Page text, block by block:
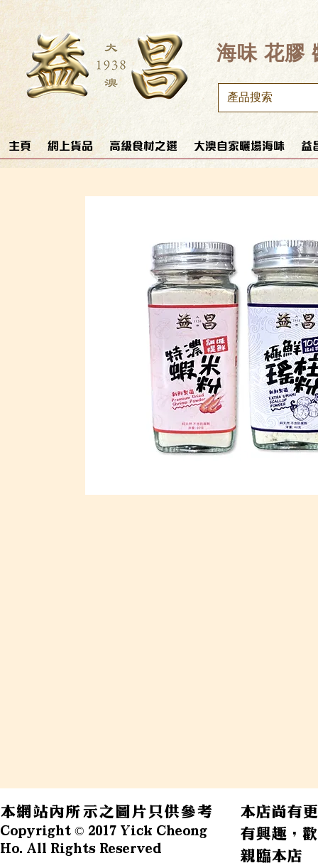
海味 花膠
主頁 網上貨品 高級食材之選 大澳自家曬場海味 益
本網站內所示之圖片只供參考
Copyright © 2017 Yick Cheong
Ho. All Rights Reserved
本店尚有
有興趣，
親臨本店